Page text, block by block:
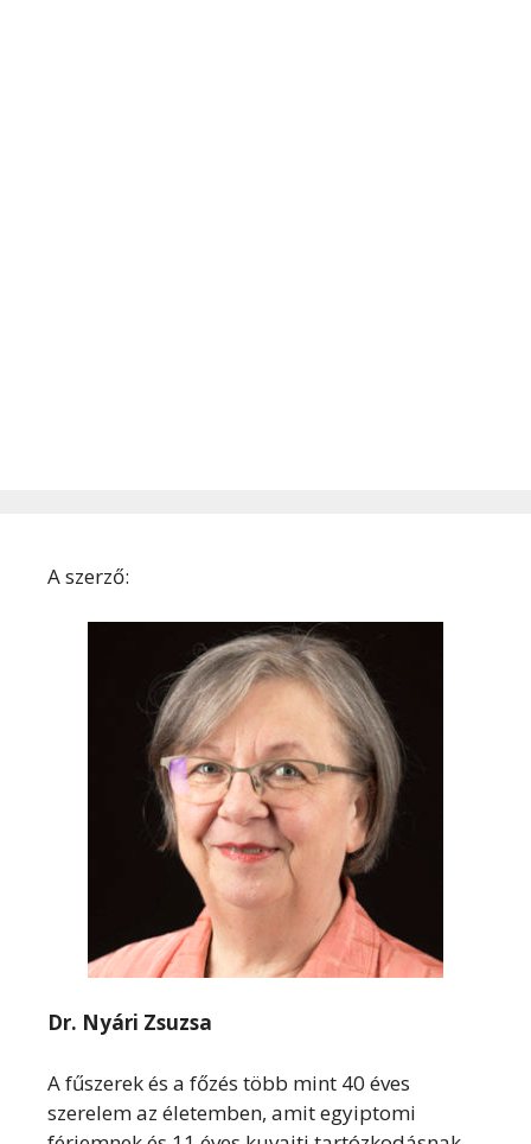
A szerző:
Dr. Nyári Zsuzsa
A fűszerek és a főzés több mint 40 éves
szerelem az életemben, amit egyiptomi